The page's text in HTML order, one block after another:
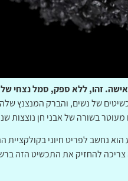
זהו, ללא ספק, סמל נצחי של
של נשים, והברק המנצנץ
בשורה של אבני חן נוצצות
נחשב לפריט חיוני בקולקציית
להחזיק את התכשיט הזה